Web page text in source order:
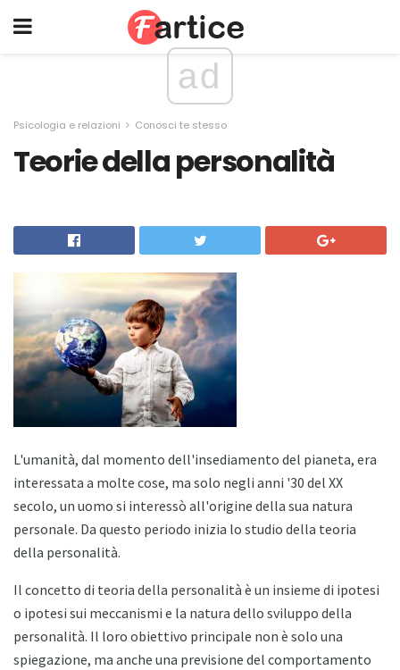
ad
Psicologia e relazioni Conosci te stesso
Teorie della personalità
L'umanità, dal momento dell'insediamento del pianeta, era
interessata a molte cose, ma solo negli anni '30 del XX
secolo, un uomo si interessò all'origine della sua natura
personale. Da questo periodo inizia lo studio della teoria
della personalità.
Il concetto di teoria della personalità è un insieme di ipotesi
o ipotesi sui meccanismi e la natura dello sviluppo della
personalità. Il loro obiettivo principale non è solo una
spiegazione, ma anche una previsione del comportamento